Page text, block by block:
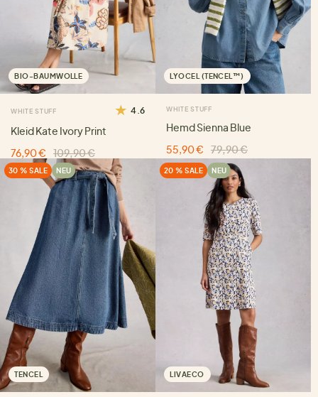
BIO-BAUMWOLLE
WHITE STUFF 4.6
Kleid Kate Ivory Print
76,90 €
109,90 €
LYOCEL (TENCEL™)
WHITE STUFF
Hemd Sienna Blue
55,90 €
79,90 €
30 % SALE NEU
TENCEL
20 % SALE NEU
LIVAECO